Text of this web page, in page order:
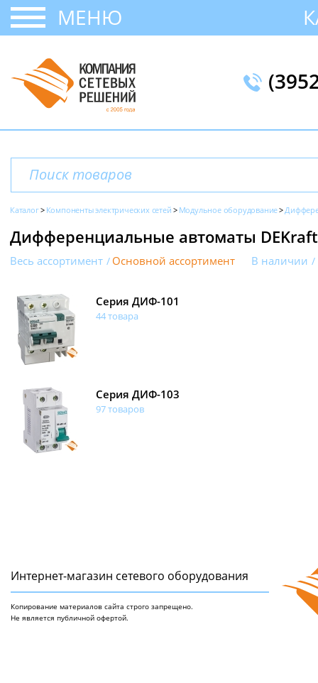
МЕНЮ
Каталог Компоненты электрических сетей Модульное оборудование
Дифференциальные автоматы DEKraft
Весь ассортимент Основной ассортимент В наличии
Серия ДИФ-101
44 товара
Серия ДИФ-103
97 товаров
Интернет-магазин сетeвого оборудования
Копирование материалов сайта строго запрещено.
Не является публичной офертой.